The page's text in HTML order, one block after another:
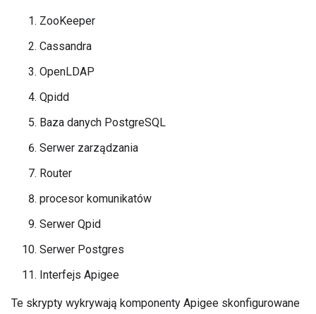
ZooKeeper
Cassandra
OpenLDAP
Qpidd
Baza danych PostgreSQL
Serwer zarządzania
Router
procesor komunikatów
Serwer Qpid
Serwer Postgres
Interfejs Apigee
Te skrypty wykrywają komponenty Apigee skonfigurowane